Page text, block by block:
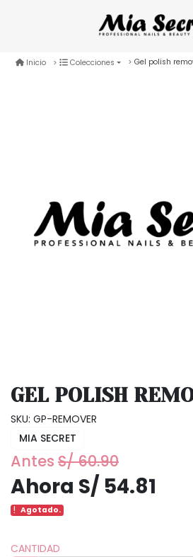
Inicio Colecciones Gel polish
GEL POLISH
SKU: GP-REMOVER
MIA SECRET
Antes S/ 60.90
Ahora S/ 54.81
Agotado.
CANTIDAD